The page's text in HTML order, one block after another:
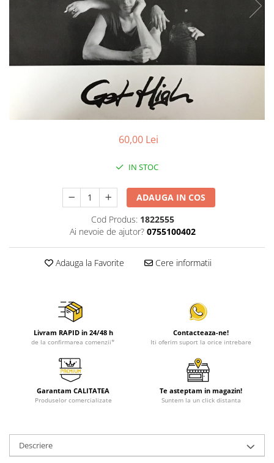
Viniluri Românești
Colecția Electrecord
60,00 Lei
IN STOC
ADAUGA IN COS
Cod Produs: 1822555
Ai nevoie de ajutor? 0755100402
Adauga la Favorite Cere informatii
Livram RAPID in 24/48 h
de la confirmarea comenzii*
Contacteaza-ne!
Iti oferim suport la orice intrebare
Garantam CALITATEA
Produselor comercializate
Te asteptam in magazin!
Suntem la un click distanta
Descriere